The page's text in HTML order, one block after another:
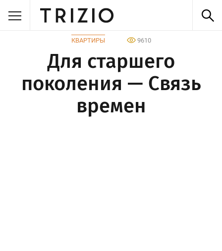
КВАРТИРЫ 9610
Для старшего
поколения — Связь
времен